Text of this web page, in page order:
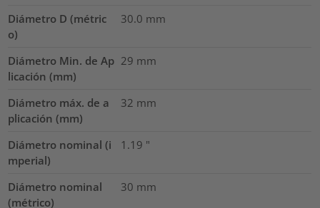
Diámetro D (métric
o)
30.0 mm
Diámetro Min. de Ap
licación (mm)
29 mm
Diámetro máx. de a
plicación (mm)
32 mm
Diámetro nominal (i
mperial)
1.19 "
Diámetro nominal
(métrico)
30 mm